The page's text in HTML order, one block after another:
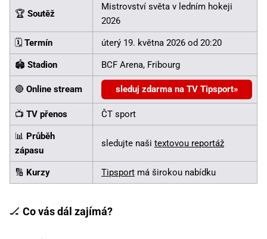
🏆 Soutěž
Mistrovství světa v ledním hokeji
2026
🗓️ Termín úterý 19. května 2026 od 20:20
🏟️ Stadion BCF Arena, Fribourg
🔴 Online stream sleduj zdarma na TV Tipsport
📺 TV přenos ČT sport
📊 Průběh
zápasu
sledujte naši textovou reportáž
🔢 Kurzy Tipsport má širokou nabídku
🏒 Co vás dál zajímá?